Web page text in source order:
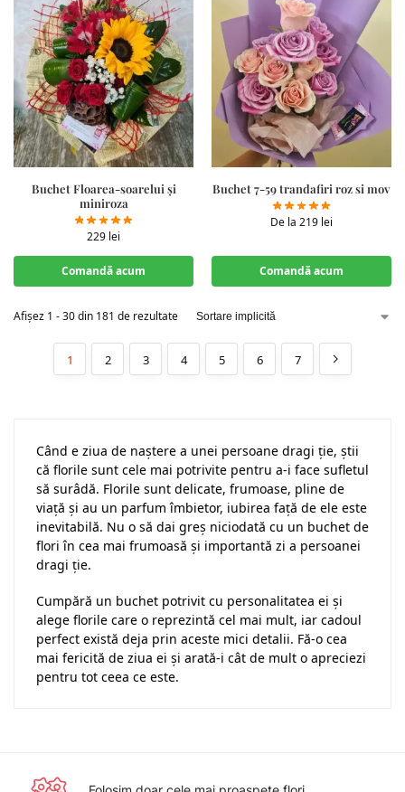
Buchet Floarea-soarelui și
miniroza
229 lei
Comandă acum
Buchet 7-59 trandafiri roz si mov
De la 219 lei
Comandă acum
Afișez 1 - 30 din 181 de rezultate
1 2 3 4 5 6 7
Când e ziua de naștere a unei persoane dragi ție, știi
că florile sunt cele mai potrivite pentru a-i face sufletul
să surâdă. Florile sunt delicate, frumoase, pline de
viață și au un parfum îmbietor, iubirea față de ele este
inevitabilă. Nu o să dai greș niciodată cu un buchet de
flori în cea mai frumoasă și importantă zi a persoanei
dragi ție.
Cumpără un buchet potrivit cu personalitatea ei și
alege florile care o reprezintă cel mai mult, iar cadoul
perfect există deja prin aceste mici detalii. Fă-o cea
mai fericită de ziua ei și arată-i cât de mult o apreciezi
pentru tot ceea ce este.